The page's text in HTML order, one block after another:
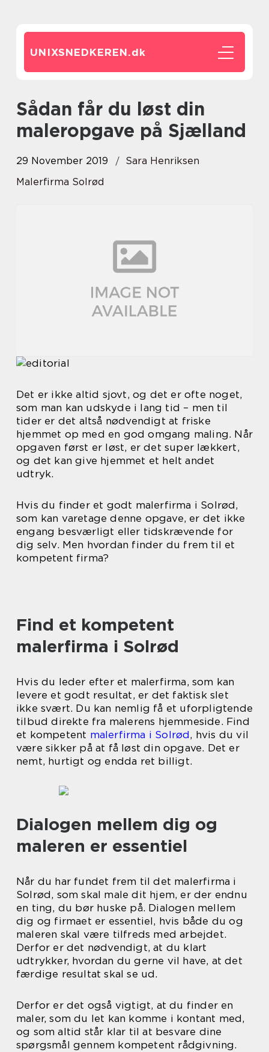
UNIXSNEDKEREN.dk
Sådan får du løst din
maleropgave på Sjælland
29 November 2019
Sara Henriksen
Malerfirma Solrød
Det er ikke altid sjovt, og det er ofte noget,
som man kan udskyde i lang tid – men til
tider er det altså nødvendigt at friske
hjemmet op med en god omgang maling. Når
opgaven først er løst, er det super lækkert,
og det kan give hjemmet et helt andet
udtryk.
Hvis du finder et godt malerfirma i Solrød,
som kan varetage denne opgave, er det ikke
engang besværligt eller tidskrævende for
dig selv. Men hvordan finder du frem til et
kompetent firma?
Find et kompetent
malerfirma i Solrød
Hvis du leder efter et malerfirma, som kan
levere et godt resultat, er det faktisk slet
ikke svært. Du kan nemlig få et uforpligtende
tilbud direkte fra malerens hjemmeside. Find
et kompetent malerfirma i Solrød, hvis du vil
være sikker på at få løst din opgave. Det er
nemt, hurtigt og endda ret billigt.
Dialogen mellem dig og
maleren er essentiel
Når du har fundet frem til det malerfirma i
Solrød, som skal male dit hjem, er der endnu
en ting, du bør huske på. Dialogen mellem
dig og firmaet er essentiel, hvis både du og
maleren skal være tilfreds med arbejdet.
Derfor er det nødvendigt, at du klart
udtrykker, hvordan du gerne vil have, at det
færdige resultat skal se ud.
Derfor er det også vigtigt, at du finder en
maler, som du let kan komme i kontant med,
og som altid står klar til at besvare dine
spørgsmål gennem kompetent rådgivning.